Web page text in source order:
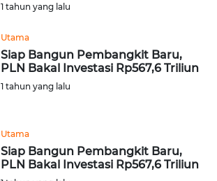
1 tahun yang lalu
Utama
Siap Bangun Pembangkit Baru,
PLN Bakal Investasi Rp567,6 Triliun
1 tahun yang lalu
Utama
Siap Bangun Pembangkit Baru,
PLN Bakal Investasi Rp567,6 Triliun